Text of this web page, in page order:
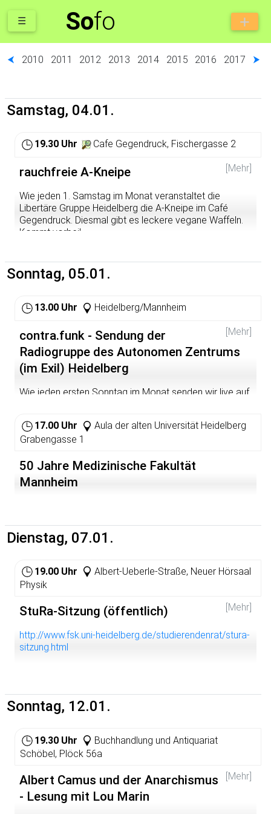
Sofo
☰
⮜ 2010 2011 2012 2013 2014 2015 2016 2017 ⮞
Samstag, 04.01.
19.30 Uhr Cafe Gegendruck, Fischergasse 2
[Mehr]
rauchfreie A-Kneipe
Wie jeden 1. Samstag im Monat veranstaltet die
Libertäre Gruppe Heidelberg die A-Kneipe im Café
Gegendruck. Diesmal gibt es leckere vegane Waffeln.
Kommt vorbei!
Sonntag, 05.01.
13.00 Uhr Heidelberg/Mannheim
[Mehr]
contra.funk - Sendung der
Radiogruppe des Autonomen Zentrums
(im Exil) Heidelberg
Wie jeden ersten Sonntag im Monat senden wir live auf
via Kabelempfang sowie im Livestream unter
http://bermudafunk.org/livestream.html
http://www.myspace.com/contrafunk
http://bermudafunk.org/sendungen/sendungen/contrafu
17.00 Uhr
Aula der alten Universität Heidelberg
Grabengasse 1
50 Jahre Medizinische Fakultät
Mannheim
Dienstag, 07.01.
19.00 Uhr
Albert-Ueberle-Straße, Neuer Hörsaal
Physik
[Mehr]
StuRa-Sitzung (öffentlich)
http://www.fsk.uni-heidelberg.de/studierendenrat/stura-
sitzung.html
Sonntag, 12.01.
19.30 Uhr
Buchhandlung und Antiquariat
Schöbel, Plöck 56a
[Mehr]
Albert Camus und der Anarchismus
- Lesung mit Lou Marin